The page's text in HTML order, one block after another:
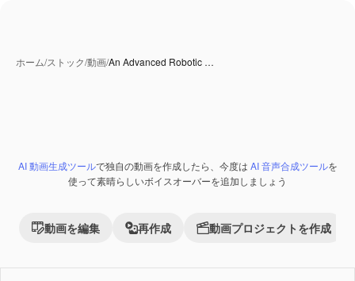
ホーム/ストック/動画/An Advanced Robotic …
PremiumAI 生成コンテンツ
AI 動画生成ツールで独自の動画を作成したら、今度は AI 音声合成ツールを
使って素晴らしいボイスオーバーを追加しましょう
動画を編集 再作成 動画プロジェクトを作成